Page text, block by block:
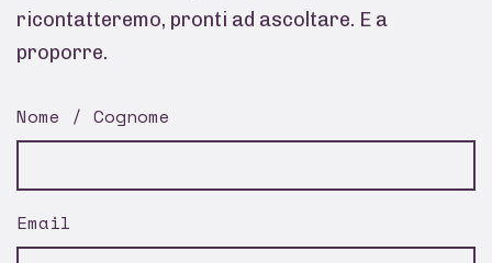
ricontatteremo, pronti ad ascoltare. E a
proporre.
Nome / Cognome
Email